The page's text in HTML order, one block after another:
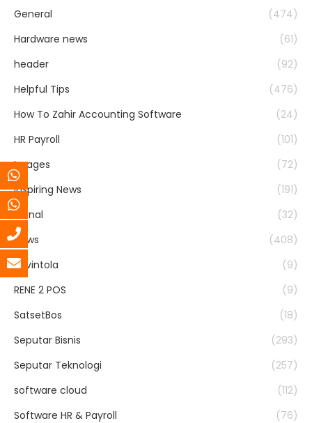
General
(474)
Hardware news
(61)
header
(92)
Helpful Tips
(476)
How To Zahir Accounting Software
(24)
HR Payroll
(101)
Images
(72)
Inspiring News
(191)
Jurnal
(32)
News
(408)
Ravintola
(9)
RENE 2 POS
(9)
SatsetBos
(18)
Seputar Bisnis
(293)
Seputar Teknologi
(257)
software cloud
(112)
Software HR & Payroll
(76)